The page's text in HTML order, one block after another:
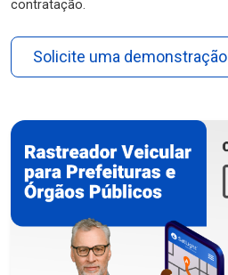
contratação.
Solicite uma demonstração